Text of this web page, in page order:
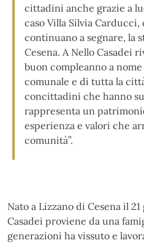
cittadini anche grazie a
caso Villa Silvia Carducci,
continuano a segnare, la
Cesena. A Nello Casadei
buon compleanno a
comunale e di tutta la
concittadini che hanno
rappresenta un
esperienza e valori che
comunità”.
Nato a Lizzano di Cesena il
Casadei proviene da una
generazioni ha vissuto e